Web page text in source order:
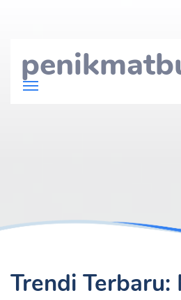
Trendi Terbaru: